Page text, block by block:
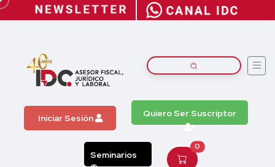
Iniciar Sesión Quiero Ser Suscriptor
Seminarios
0